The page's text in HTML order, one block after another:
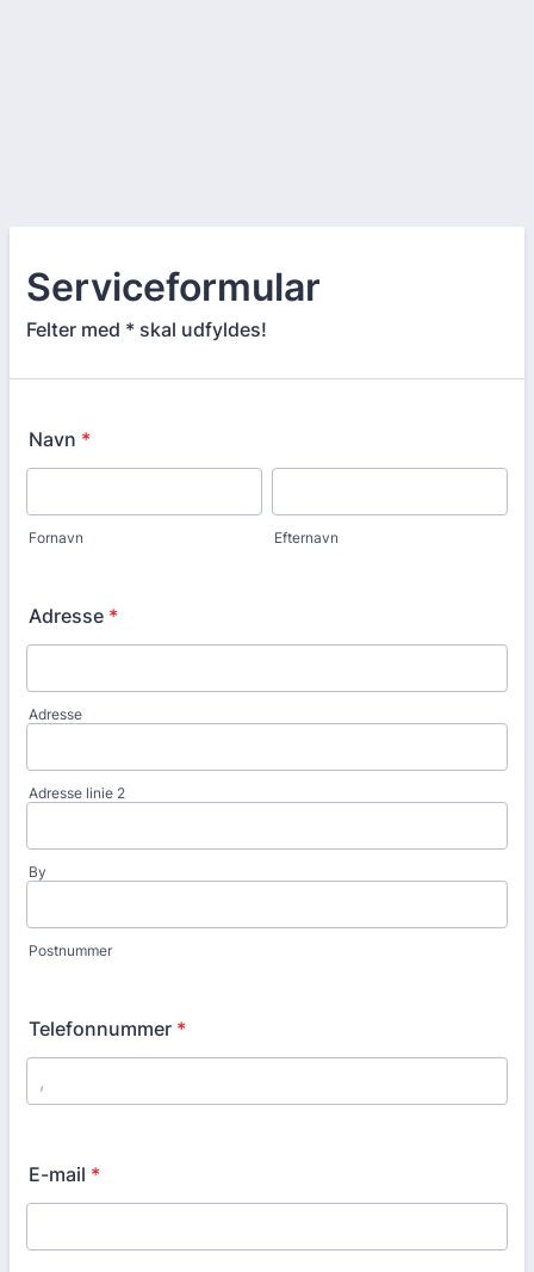
Serviceformular
Felter med * skal udfyldes!
Navn *
Fornavn Efternavn
Adresse *
Adresse
Adresse linie 2
By
Postnummer
Telefonnummer *
E-mail *